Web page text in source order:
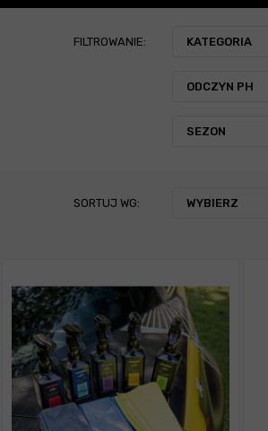
FILTROWANIE: KATEGORIA
ODCZYN PH
SEZON
SORTUJ WG: WYBIERZ